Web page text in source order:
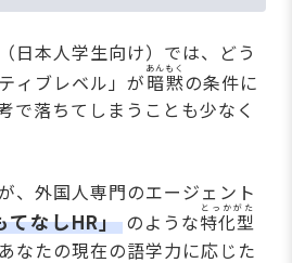
日本人学生向け）では、どう
ィブレベル」が 暗黙
あんもく
の条件に
で落ちてしまうことも少なく
、外国人専門のエージェント
てなしHR」 のような特化型
とっかがた
なたの現在の語学力に応じた